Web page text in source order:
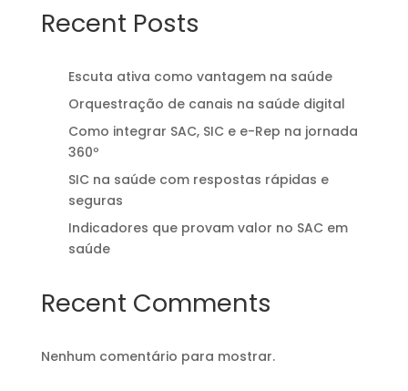
Recent Posts
Escuta ativa como vantagem na saúde
Orquestração de canais na saúde digital
Como integrar SAC, SIC e e-Rep na jornada
360º
SIC na saúde com respostas rápidas e
seguras
Indicadores que provam valor no SAC em
saúde
Recent Comments
Nenhum comentário para mostrar.